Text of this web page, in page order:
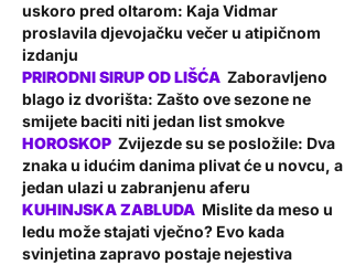
uskoro pred oltarom: Kaja Vidmar
proslavila djevojačku večer u atipičnom
izdanju
Zaboravljeno
blago iz dvorišta: Zašto ove sezone ne
smijete baciti niti jedan list smokve
Zvijezde su se posložile: Dva
znaka u idućim danima plivat će u novcu, a
jedan ulazi u zabranjenu aferu
Mislite da meso u
ledu može stajati vječno? Evo kada
svinjetina zapravo postaje nejestiva